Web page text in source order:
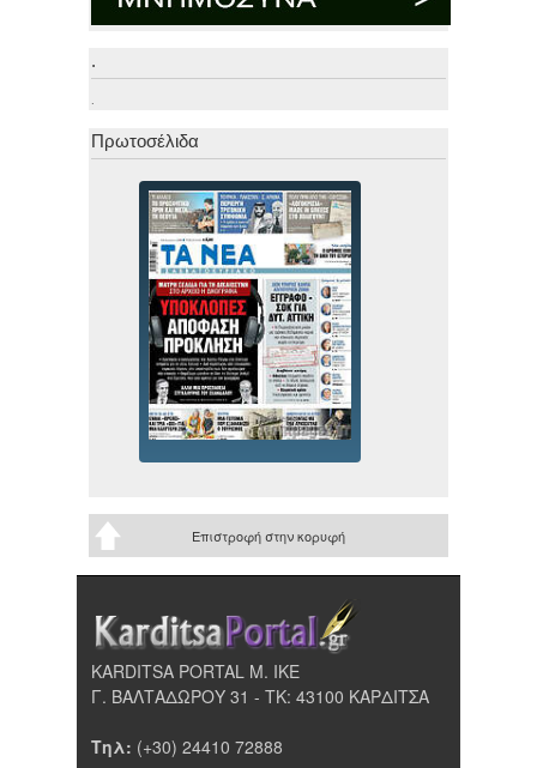
.
.
Πρωτοσέλιδα
Επιστροφή στην κορυφή
KARDITSA PORTAL Μ. ΙΚΕ
Γ. ΒΑΛΤΑΔΩΡΟΥ 31 - ΤΚ: 43100 ΚΑΡΔΙΤΣΑ
Τηλ: (+30) 24410 72888